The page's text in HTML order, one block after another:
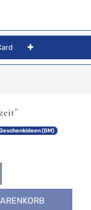
(GM)